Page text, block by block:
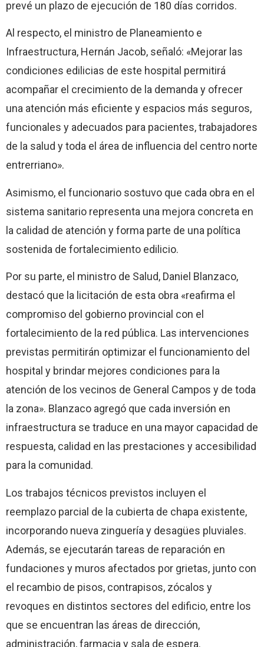
prevé un plazo de ejecución de 180 días corridos.
Al respecto, el ministro de Planeamiento e
Infraestructura, Hernán Jacob, señaló: «Mejorar las
condiciones edilicias de este hospital permitirá
acompañar el crecimiento de la demanda y ofrecer
una atención más eficiente y espacios más seguros,
funcionales y adecuados para pacientes, trabajadores
de la salud y toda el área de influencia del centro norte
entrerriano».
Asimismo, el funcionario sostuvo que cada obra en el
sistema sanitario representa una mejora concreta en
la calidad de atención y forma parte de una política
sostenida de fortalecimiento edilicio.
Por su parte, el ministro de Salud, Daniel Blanzaco,
destacó que la licitación de esta obra «reafirma el
compromiso del gobierno provincial con el
fortalecimiento de la red pública. Las intervenciones
previstas permitirán optimizar el funcionamiento del
hospital y brindar mejores condiciones para la
atención de los vecinos de General Campos y de toda
la zona». Blanzaco agregó que cada inversión en
infraestructura se traduce en una mayor capacidad de
respuesta, calidad en las prestaciones y accesibilidad
para la comunidad.
Los trabajos técnicos previstos incluyen el
reemplazo parcial de la cubierta de chapa existente,
incorporando nueva zinguería y desagües pluviales.
Además, se ejecutarán tareas de reparación en
fundaciones y muros afectados por grietas, junto con
el recambio de pisos, contrapisos, zócalos y
revoques en distintos sectores del edificio, entre los
que se encuentran las áreas de dirección,
administración, farmacia y sala de espera.